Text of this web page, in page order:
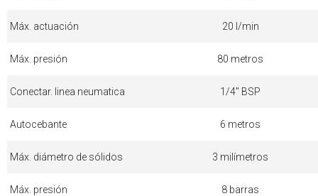
Máx. actuación 20 l/min
Máx. presión 80 metros
Conectar. linea neumatica 1/4" BSP
Autocebante 6 metros
Máx. diámetro de sólidos 3 milímetros
Máx. presión 8 barras